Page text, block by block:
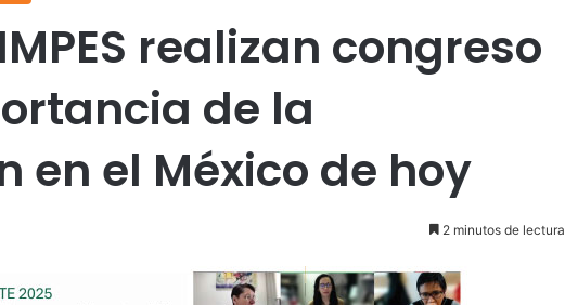
realizan congreso
de la
en el México de hoy
2 minutos de lectura